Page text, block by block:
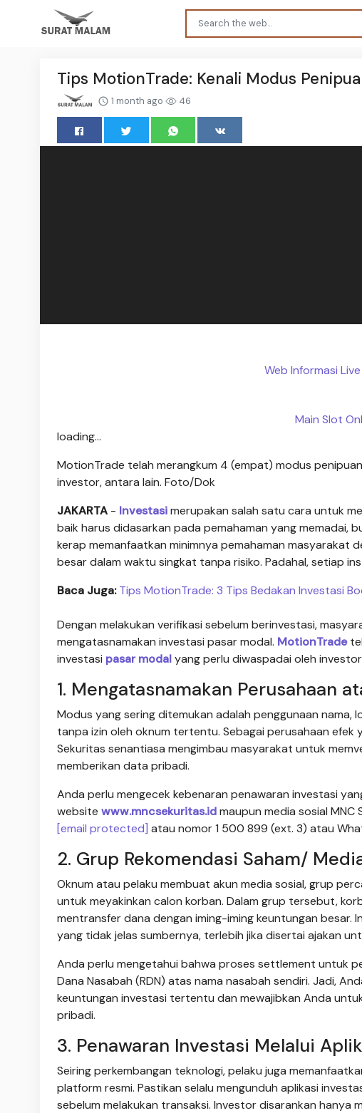
Tips MotionTrade: Kenali Modus
1 month ago 46
Web Informasi
Main Slot
loading...
MotionTrade telah merangkum 4 (empat) modus
investor, antara lain. Foto/Dok
JAKARTA - Investasimerupakan salah satu cara untuk
baik harus didasarkan pada pemahaman yang memadai,
kerap memanfaatkan minimnya pemahaman masyarakat
besar dalam waktu singkat tanpa risiko. Padahal, setiap
Baca Juga: Tips MotionTrade: 3 Tips Bedakan Investasi
Dengan melakukan verifikasi sebelum berinvestasi,
mengatasnamakan investasi pasar modal. MotionTrade
investasi pasar modalyang perlu diwaspadai oleh
1. Mengatasnamakan Perusahaan
Modus yang sering ditemukan adalah penggunaan nama,
tanpa izin oleh oknum tertentu. Sebagai perusahaan efek
Sekuritas senantiasa mengimbau masyarakat untuk
memberikan data pribadi.
Anda perlu mengecek kebenaran penawaran investasi
website www.mncsekuritas.idmaupun media sosial MNC
[email protected] atau nomor 1 500 899 (ext. 3) atau
2. Grup Rekomendasi Saham/
Oknum atau pelaku membuat akun media sosial, grup
untuk meyakinkan calon korban. Dalam grup tersebut,
mentransfer dana dengan iming-iming keuntungan
yang tidak jelas sumbernya, terlebih jika disertai ajakan
Anda perlu mengetahui bahwa proses settlement untuk
Dana Nasabah (RDN) atas nama nasabah sendiri. Jadi,
keuntungan investasi tertentu dan mewajibkan Anda
pribadi.
3. Penawaran Investasi Melalui
Seiring perkembangan teknologi, pelaku juga
platform resmi. Pastikan selalu mengunduh aplikasi
sebelum melakukan transaksi. Investor disarankan hanya